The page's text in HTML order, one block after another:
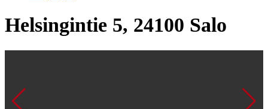
Helsingintie 5, 24100 Salo